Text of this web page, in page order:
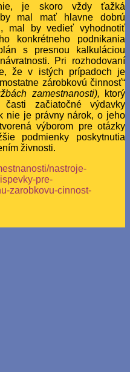
je skoro vždy ťažká
mal mať hlavne dobrú
mal by vedieť vyhodnotiť
konkrétneho podnikania
s presnou kalkuláciou
Pri rozhodovaní
že v istých prípadoch je
zárobkovú činnosť“
zamestnanosti),
ktorý
začiatočné výdavky
nie je právny nárok, o jeho
výborom pre otázky
podmienky poskytnutia
živnosti.
nastroje-
pre-
zarobkovu-cinnost-